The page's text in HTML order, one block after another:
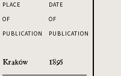
PLACE
OF
PUBLICATION
Kraków
DATE
OF
PUBLICATION
1895